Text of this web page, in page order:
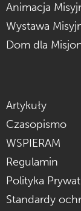
Animacja
Wystawa
Dom dla
Artykuły
Czasopismo
WSPIERAM
Regulamin
Polityka
Standardy